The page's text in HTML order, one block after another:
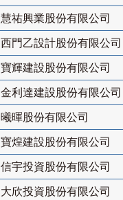
慧祐興業股份有限公司
西門乙設計股份有限公司
寶輝建設股份有限公司
金利達建設股份有限公司
曦暉股份有限公司
寶煌建設股份有限公司
信宇投資股份有限公司
大欣投資股份有限公司